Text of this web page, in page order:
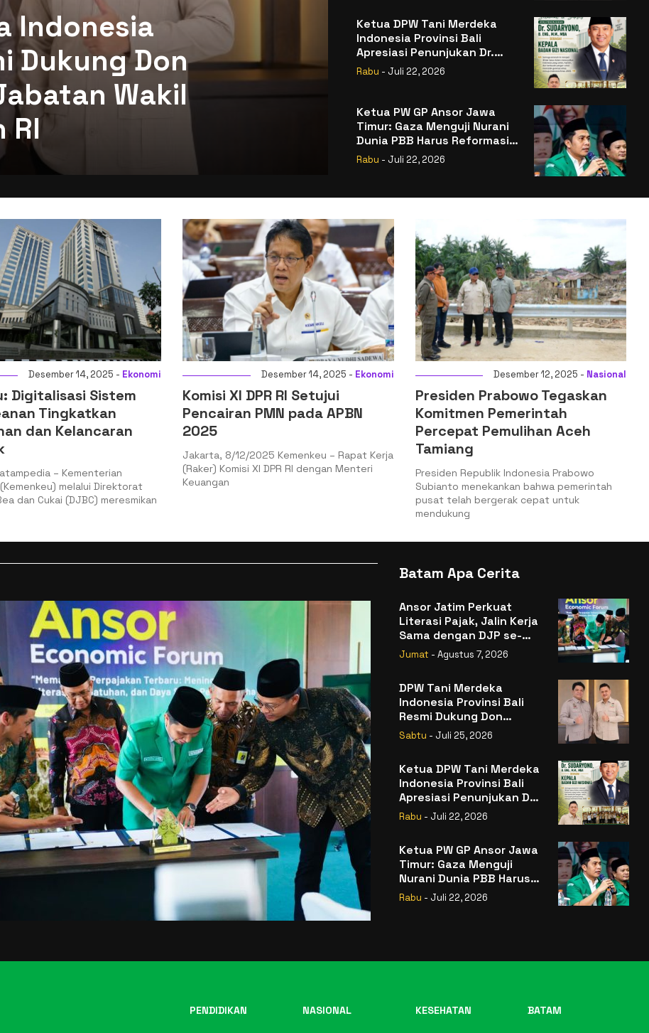
Indonesia
Dukung Don
Wakil
RI
Ketua DPW Tani Merdeka
Indonesia Provinsi Bali
Apresiasi Penunjukan Dr.
Sudaryono sebagai Kepala
Badan Gizi Nasional
Rabu - Juli 22, 2026
Ketua PW GP Ansor Jawa
Timur: Gaza Menguji Nurani
Dunia PBB Harus Reformasi
Total atau Kehilangan
Rabu - Juli 22, 2026
Desember 14, 2025 -Ekonomi
DPR RI Setujui
PMN pada APBN
2025 Kemenkeu – Rapat Kerja
XI DPR RI dengan Menteri
Desember 12, 2025 -Nasional
Presiden Prabowo Tegaskan
Komitmen Pemerintah
Percepat Pemulihan Aceh
Tamiang
Presiden Republik Indonesia Prabowo
Subianto menekankan bahwa pemerintah
Desember 14, 2025 -Ekonomi
Menkeu: Digitalisasi Sistem
Kepabeanan Tingkatkan
Keamanan dan Kelancaran
Logistik
Jakarta, Batampedia – Kementerian
Keuangan (Kemenkeu) melalui Direktorat
Jenderal Bea dan Cukai (DJBC) meresmikan
Batam Apa Cerita
Ansor Jatim Perkuat
Literasi Pajak, Jalin Kerja
Sama dengan DJP se-
Jatim
Jumat - Agustus 7, 2026
DPW Tani Merdeka
Indonesia Provinsi Bali
Resmi Dukung Don
Muzakir Mengisi Jabatan
Wakil Menteri Pertanian
Sabtu - Juli 25, 2026
Ketua DPW Tani Merdeka
Indonesia Provinsi Bali
Apresiasi Penunjukan Dr.
Sudaryono sebagai
Kepala Badan Gizi
Rabu - Juli 22, 2026
Ketua PW GP Ansor Jawa
Timur: Gaza Menguji
Nurani Dunia PBB Harus
Reformasi Total atau
Kehilangan Legitimasi
Rabu - Juli 22, 2026
PENDIDIKAN NASIONAL KESEHATAN BATAM